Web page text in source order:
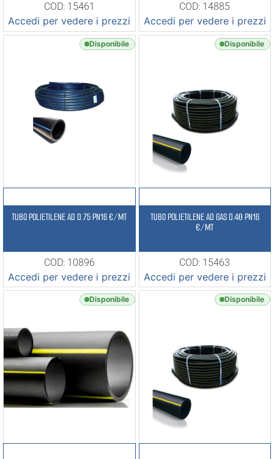
COD: 15461
Accedi per vedere i prezzi
COD: 14885
Accedi per vedere i prezzi
Disponibile
TUBO POLIETILENE AD D.75 PN16 €/MT
COD: 10896
Accedi per vedere i prezzi
Disponibile
TUBO POLIETILENE AD GAS D.40 PN16
€/MT
COD: 15463
Accedi per vedere i prezzi
Disponibile Disponibile